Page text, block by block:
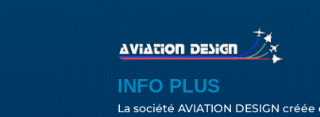
INFO PLUS
La société AVIATION DESIGN créée